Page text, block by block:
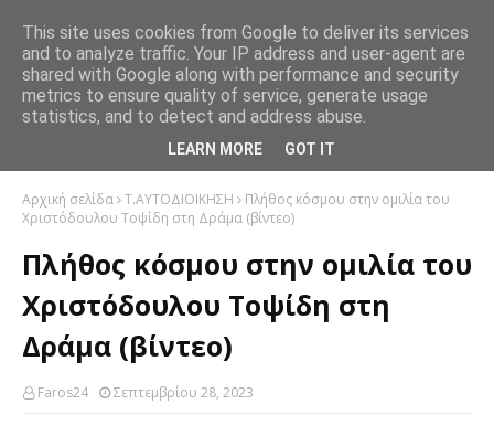
Αρχική σελίδα Τ.ΑΥΤΟΔΙΟΙΚΗΣΗ
Πλήθος κόσμου στην ομιλία του
Χριστόδουλου Τοψίδη στη Δράμα (βίντεο)
Πλήθος κόσμου στην ομιλία του
Χριστόδουλου Τοψίδη στη
Δράμα (βίντεο)
Faros24 Σεπτεμβρίου 28, 2023
This site uses cookies from Google to deliver its services
and to analyze traffic. Your IP address and user-agent are
shared with Google along with performance and security
metrics to ensure quality of service, generate usage
statistics, and to detect and address abuse.
LEARN MORE GOT IT